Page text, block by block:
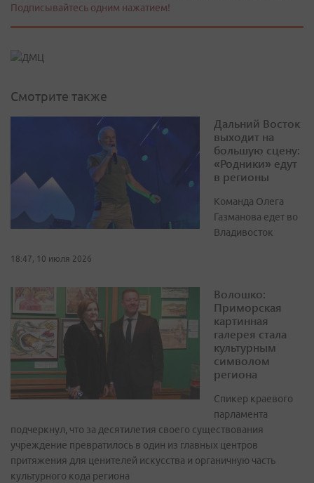
Подписывайтесь одним нажатием!
Смотрите также
Дальний Восток
выходит на
большую сцену:
«Родники» едут
в регионы
Команда Олега
Газманова едет во
Владивосток
18:47, 10 июля 2026
Волошко:
Приморская
картинная
галерея стала
культурным
символом
региона
Спикер краевого
парламента
подчеркнул, что за десятилетия своего существования
учреждение превратилось в один из главных центров
притяжения для ценителей искусства и органичную часть
культурного кода региона